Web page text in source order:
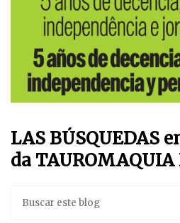
LAS BÚSQUEDAS
da TAUROMAQUIA